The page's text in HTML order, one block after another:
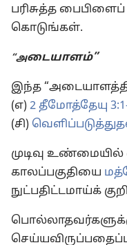
பரிசுத்த
கொடுங்கள்.
“அடையாளம்”
இந்த
(எ) 2 தீமோத்தேயு
(சி)
முடிவு உண்மையில்
காலப்பகுதியை
நுட்பதிட்டமாய்க்